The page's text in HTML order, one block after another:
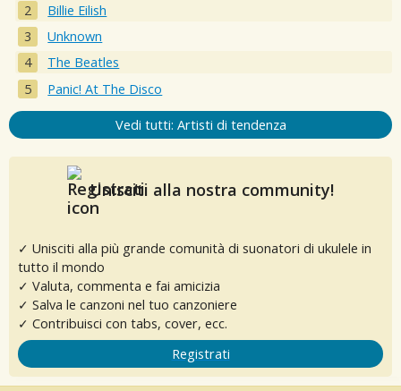
Billie Eilish
Unknown
The Beatles
Panic! At The Disco
Vedi tutti: Artisti di tendenza
Unisciti alla nostra community!
✓ Unisciti alla più grande comunità di suonatori di ukulele in
tutto il mondo
✓ Valuta, commenta e fai amicizia
✓ Salva le canzoni nel tuo canzoniere
✓ Contribuisci con tabs, cover, ecc.
Registrati